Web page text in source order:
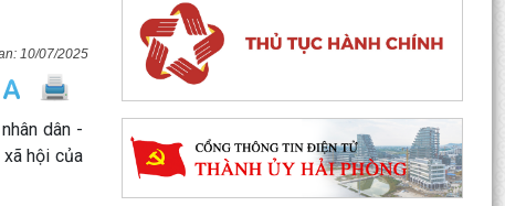
10/07/2025
dân -
xã hội của